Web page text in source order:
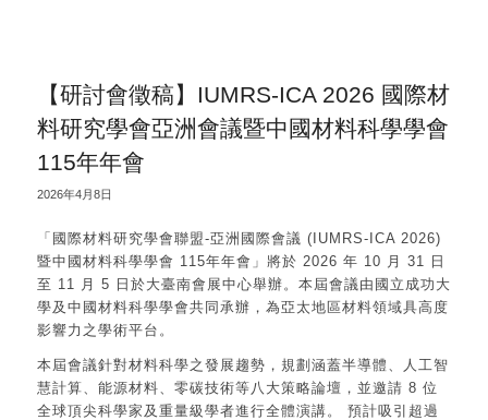
【研討會徵稿】IUMRS-ICA 2026 國際材
料研究學會亞洲會議暨中國材料科學學會
115年年會
2026年4月8日
「國際材料研究學會聯盟-亞洲國際會議 (IUMRS-ICA 2026)
暨中國材料科學學會 115年年會」將於 2026 年 10 月 31 日
至 11 月 5 日於大臺南會展中心舉辦。本屆會議由國立成功大
學及中國材料科學學會共同承辦，為亞太地區材料領域具高度
影響力之學術平台。
本屆會議針對材料科學之發展趨勢，規劃涵蓋半導體、人工智
慧計算、能源材料、零碳技術等八大策略論壇，並邀請 8 位
全球頂尖科學家及重量級學者進行全體演講。 預計吸引超過